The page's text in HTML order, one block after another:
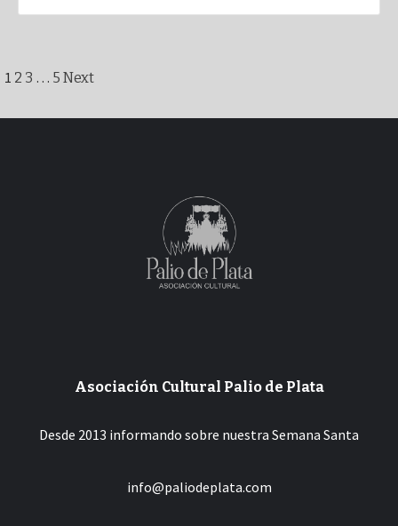
Paginación
de
1 2 3 … 5 Next
Asociación Cultural Palio de Plata
Desde 2013 informando sobre nuestra Semana Santa
info@paliodeplata.com